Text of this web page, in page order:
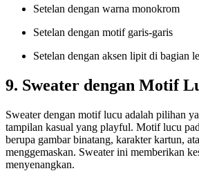
Setelan dengan warna monokrom
Setelan dengan motif garis-garis
Setelan dengan aksen lipit di bagian
9. Sweater dengan Motif
Sweater dengan motif lucu adalah pilihan
tampilan kasual yang playful. Motif lucu
berupa gambar binatang, karakter kartun,
menggemaskan. Sweater ini memberikan
menyenangkan.